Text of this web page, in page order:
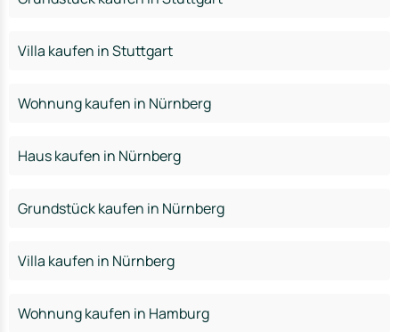
Villa kaufen in Stuttgart
Wohnung kaufen in Nürnberg
Haus kaufen in Nürnberg
Grundstück kaufen in Nürnberg
Villa kaufen in Nürnberg
Wohnung kaufen in Hamburg